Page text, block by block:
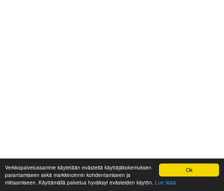
Ok
Verkkopalvelussamme käytetään evästeitä käyttäjäkokemuksen
parantamiseen sekä markkinoinnin kohdentamiseen ja
mittaamiseen. Käyttämällä palvelua hyväksyt evästeiden käytön. Lue lisää